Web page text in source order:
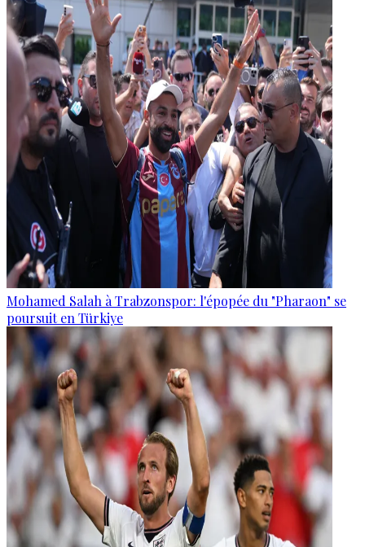
Mohamed Salah à Trabzonspor: l'épopée du "Pharaon" se
poursuit en Türkiye